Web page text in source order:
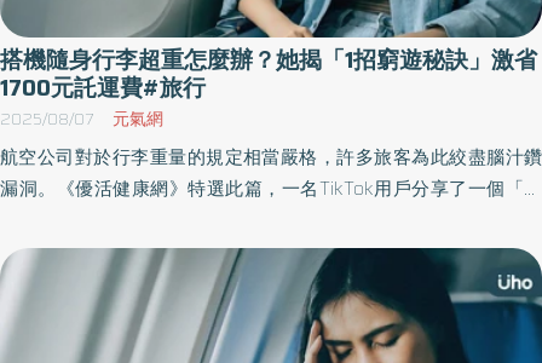
搭機隨身行李超重怎麼辦？她揭「1招窮遊秘訣」激省
1700元託運費#旅行
2025/08/07 元氣網
航空公司對於行李重量的規定相當嚴格，許多旅客為此絞盡腦汁鑽
漏洞。《優活健康網》特選此篇，一名TikTok用戶分享了一個「用
路上爆紅，被網友盛讚「天才級招數」。但機場工作人員提醒，這
可能有違規風險。